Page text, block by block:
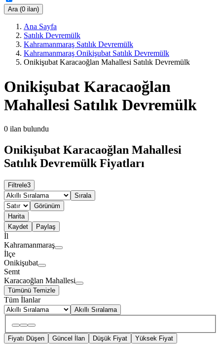
Ara (0 ilan)
Ana Sayfa
Satılık Devremülk
Kahramanmaraş Satılık Devremülk
Kahramanmaraş Onikişubat Satılık Devremülk
Onikişubat Karacaoğlan Mahallesi Satılık Devremülk
Onikişubat Karacaoğlan
Mahallesi Satılık Devremülk
0 ilan bulundu
Onikişubat Karacaoğlan Mahallesi
Satılık Devremülk Fiyatları
Filtrele3
Sırala
Görünüm
Harita
Kaydet
Paylaş
İl
Kahramanmaraş
İlçe
Onikişubat
Semt
Karacaoğlan Mahallesi
Tümünü Temizle
Tüm İlanlar
Akıllı Sıralama
Fiyatı Düşen Güncel İlan Düşük Fiyat Yüksek Fiyat